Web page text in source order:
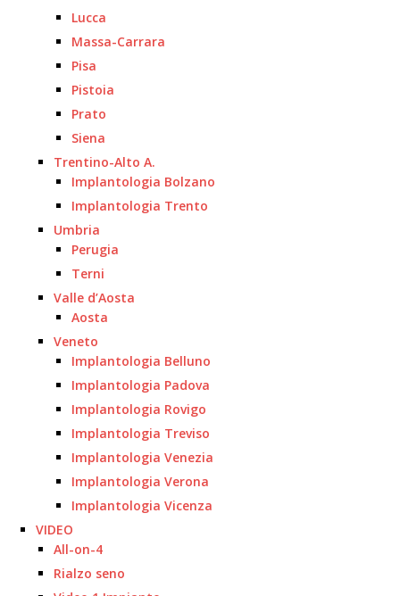
Lucca
Massa-Carrara
Pisa
Pistoia
Prato
Siena
Trentino-Alto A.
Implantologia Bolzano
Implantologia Trento
Umbria
Perugia
Terni
Valle d’Aosta
Aosta
Veneto
Implantologia Belluno
Implantologia Padova
Implantologia Rovigo
Implantologia Treviso
Implantologia Venezia
Implantologia Verona
Implantologia Vicenza
VIDEO
All-on-4
Rialzo seno